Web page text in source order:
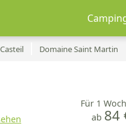
Casteil Domaine Saint Martin
Für 1
ab 84